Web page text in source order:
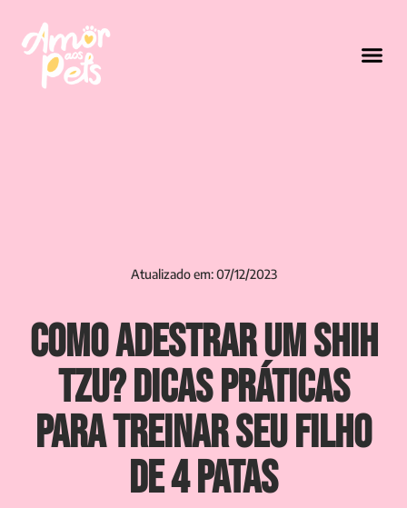
Atualizado em: 07/12/2023
Como Adestrar um Shih
Tzu? Dicas Práticas
para Treinar seu Filho
de 4 Patas